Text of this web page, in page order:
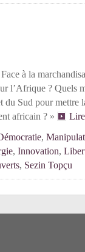
à la
l’Afrique ? Quels
Sud pour mettre
africain ? »
,
, Innovation,
, Sezin Topçu